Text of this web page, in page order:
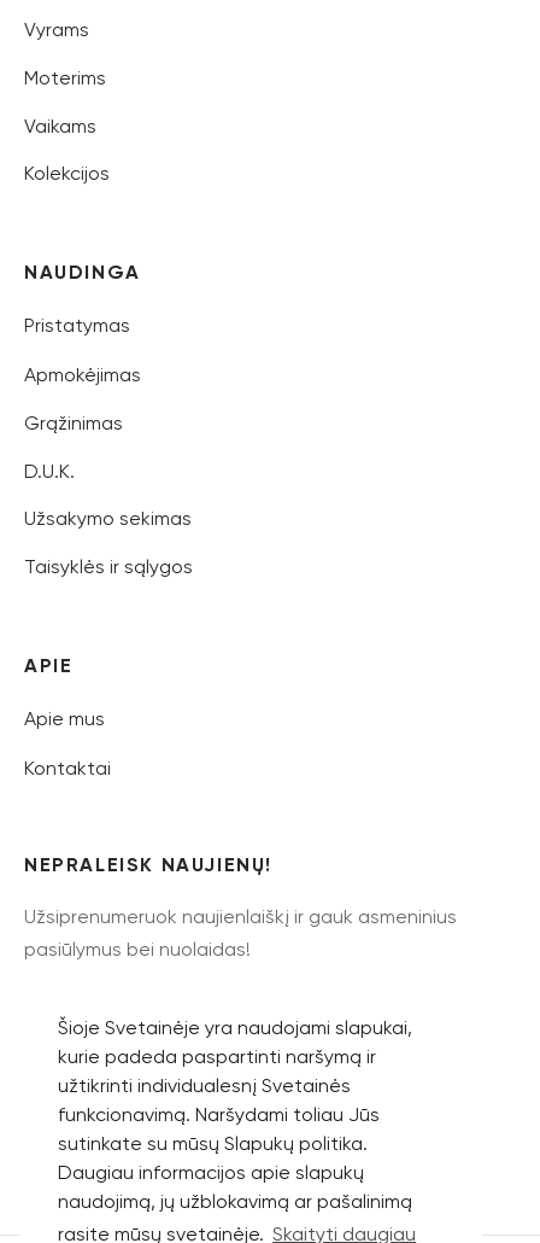
Vyrams
Moterims
Vaikams
Kolekcijos
NAUDINGA
Pristatymas
Apmokėjimas
Grąžinimas
D.U.K.
Užsakymo sekimas
Taisyklės ir sąlygos
APIE
Apie mus
Kontaktai
NEPRALEISK NAUJIENŲ!
Užsiprenumeruok naujienlaiškį ir gauk asmeninius
pasiūlymus bei nuolaidas!
Prenumeruoti
Šioje Svetainėje yra naudojami slapukai,
kurie padeda paspartinti naršymą ir
užtikrinti individualesnį Svetainės
funkcionavimą. Naršydami toliau Jūs
sutinkate su mūsų Slapukų politika.
Daugiau informacijos apie slapukų
naudojimą, jų užblokavimą ar pašalinimą
rasite mūsų svetainėje. Skaityti daugiau